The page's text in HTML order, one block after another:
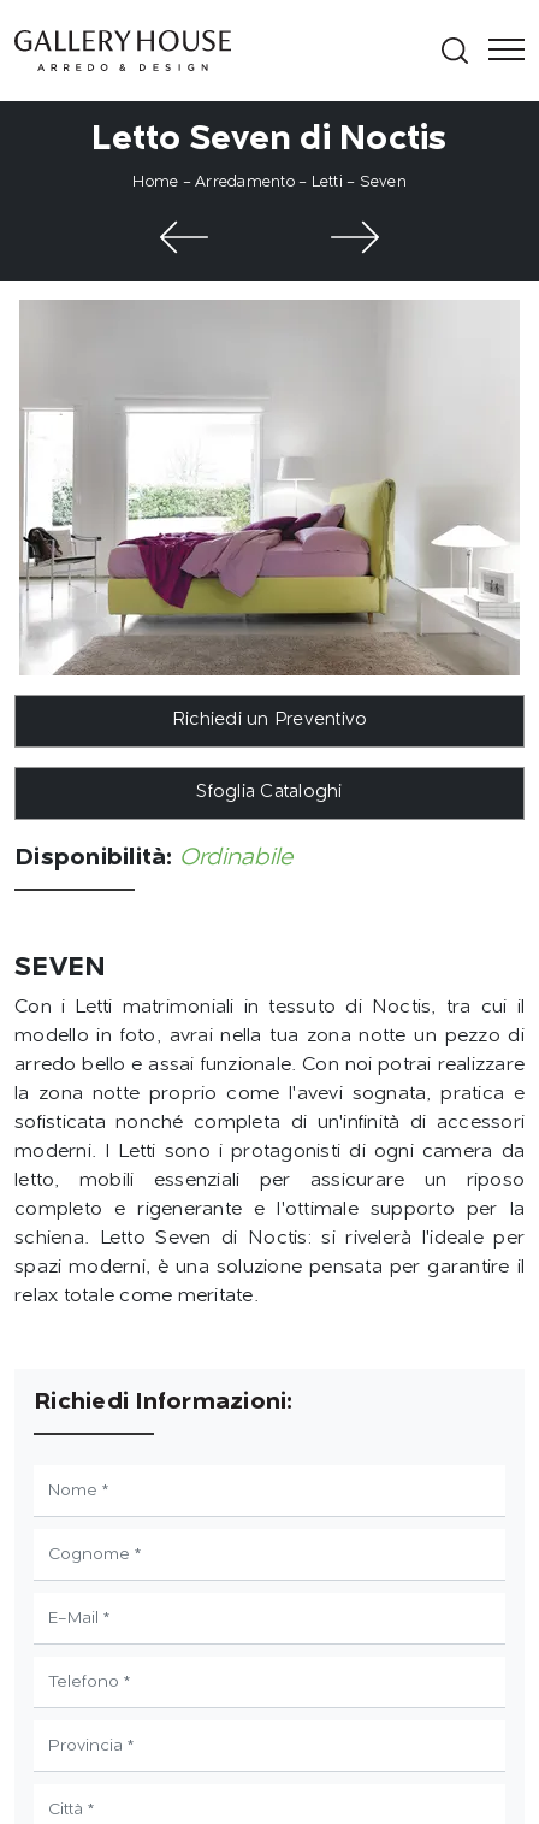
Letto Seven di Noctis
Home - Arredamento- Letti - Seven
Richiedi un Preventivo
Sfoglia Cataloghi
Disponibilità: Ordinabile
SEVEN
Con i Letti matrimoniali in tessuto di Noctis, tra cui il
modello in foto, avrai nella tua zona notte un pezzo di
arredo bello e assai funzionale. Con noi potrai realizzare
la zona notte proprio come l'avevi sognata, pratica e
sofisticata nonché completa di un'infinità di accessori
moderni. I Letti sono i protagonisti di ogni camera da
letto, mobili essenziali per assicurare un riposo
completo e rigenerante e l'ottimale supporto per la
schiena. Letto Seven di Noctis: si rivelerà l'ideale per
spazi moderni, è una soluzione pensata per garantire il
relax totale come meritate.
Richiedi Informazioni: